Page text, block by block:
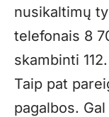
nusikaltimų
telefonais 8
skambinti 112.
Taip pat
pagalbos.